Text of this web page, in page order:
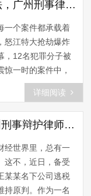
就是非法拘禁他
以非法占有为目
胁或者要挟的方
物的行为。 那...
怒江爆炸大案终审：12名罪犯伏法，广州刑事律师如何助力受害者维权？
一个案件都承载着
怒江特大抢劫爆炸
，12名犯罪分子被
一时的案件中，
州刑事律师在其中
？让我们一起揭开
面纱。 一、怒江爆
案件，我们不禁为
共安全、侵犯他人
人民积极维权，为
努...
详细阅读
王某某逃税案二审尘埃落定：广州刑事辩护律师深度解析税法与财富守门之道
经世界里，总有一
这不，近日，备受
某某名下公司逃税
持原判。作为一名